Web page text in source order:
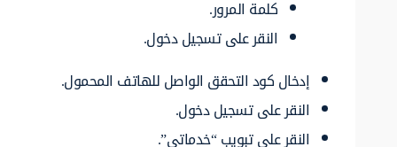
كلمة المرور.
النقر على تسجيل دخول.
إدخال كود التحقق الواصل للهاتف المحمول.
النقر على تسجيل دخول.
النقر على تبويب “خدماتي”.